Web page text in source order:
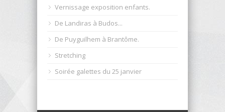
Vernissage exposition enfants.
De Landiras à Budos...
De Puyguilhem à Brantôme.
Stretching
Soirée galettes du 25 janvier